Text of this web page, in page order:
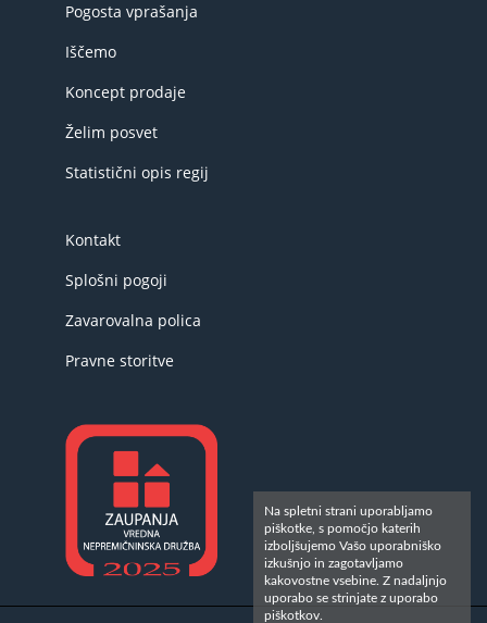
Pogosta vprašanja
Iščemo
Koncept prodaje
Želim posvet
Statistični opis regij
Kontakt
Splošni pogoji
Zavarovalna polica
Pravne storitve
Na spletni strani uporabljamo
piškotke, s pomočjo katerih
izboljšujemo Vašo uporabniško
izkušnjo in zagotavljamo
kakovostne vsebine. Z nadaljnjo
uporabo se strinjate z uporabo
piškotkov.